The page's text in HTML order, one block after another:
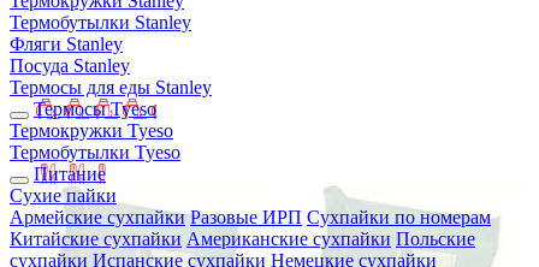
Термобутылки Stanley
Фляги Stanley
Посуда Stanley
Термосы для еды Stanley
Термосы Tyeso
Термокружки Tyeso
Термобутылки Tyeso
Питание
Сухие пайки
Армейские сухпайки Разовые ИРП Сухпайки по номерам
Китайские сухпайки Американские сухпайки Польские
сухпайки Испанские сухпайки Немецкие сухпайки